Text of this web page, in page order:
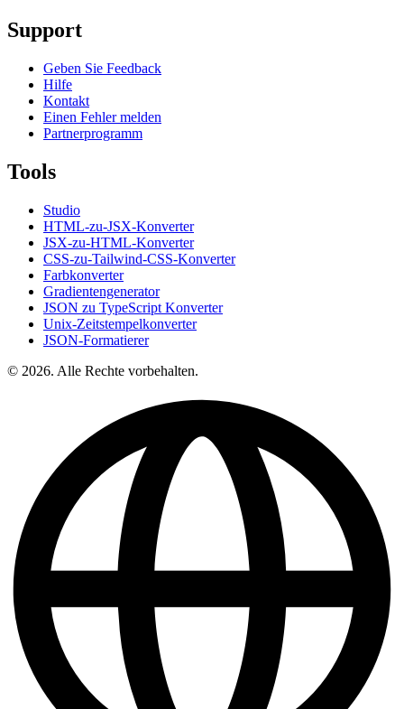
Support
Geben Sie Feedback
Hilfe
Kontakt
Einen Fehler melden
Partnerprogramm
Tools
Studio
HTML-zu-JSX-Konverter
JSX-zu-HTML-Konverter
CSS-zu-Tailwind-CSS-Konverter
Farbkonverter
Gradientengenerator
JSON zu TypeScript Konverter
Unix-Zeitstempelkonverter
JSON-Formatierer
© 2026. Alle Rechte vorbehalten.